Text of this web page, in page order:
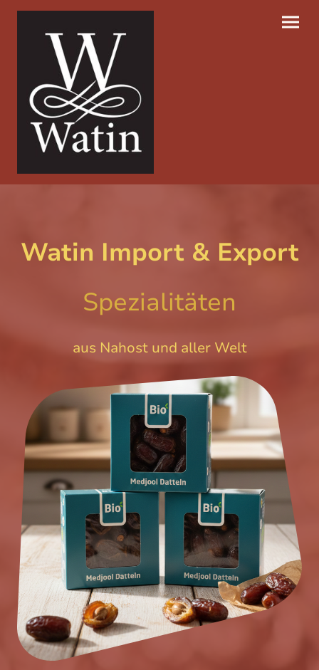
Watin Import & Export
Spezialitäten
aus Nahost und aller Welt